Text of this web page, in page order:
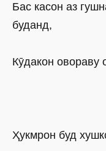
Бас касон аз
буданд,
Кӯдакон овораву
Ҳукмрон буд